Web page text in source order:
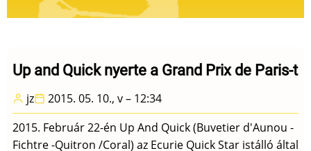
Up and Quick nyerte a Grand Prix de Paris-t
jz
2015. 05. 10., v – 12:34
2015. Február 22-én Up And Quick (Buvetier d'Aunou -
Fichtre -Quitron /Coral) az Ecurie Quick Star istálló által